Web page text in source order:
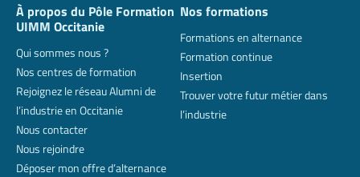
À propos du Pôle Formation
UIMM Occitanie
Qui sommes nous ?
Nos centres de formation
Rejoignez le réseau Alumni de
l’industrie en Occitanie
Nous contacter
Nous rejoindre
Déposer mon offre d’alternance
Nos formations
Formations en alternance
Formation continue
Insertion
Trouver votre futur métier dans
l’industrie